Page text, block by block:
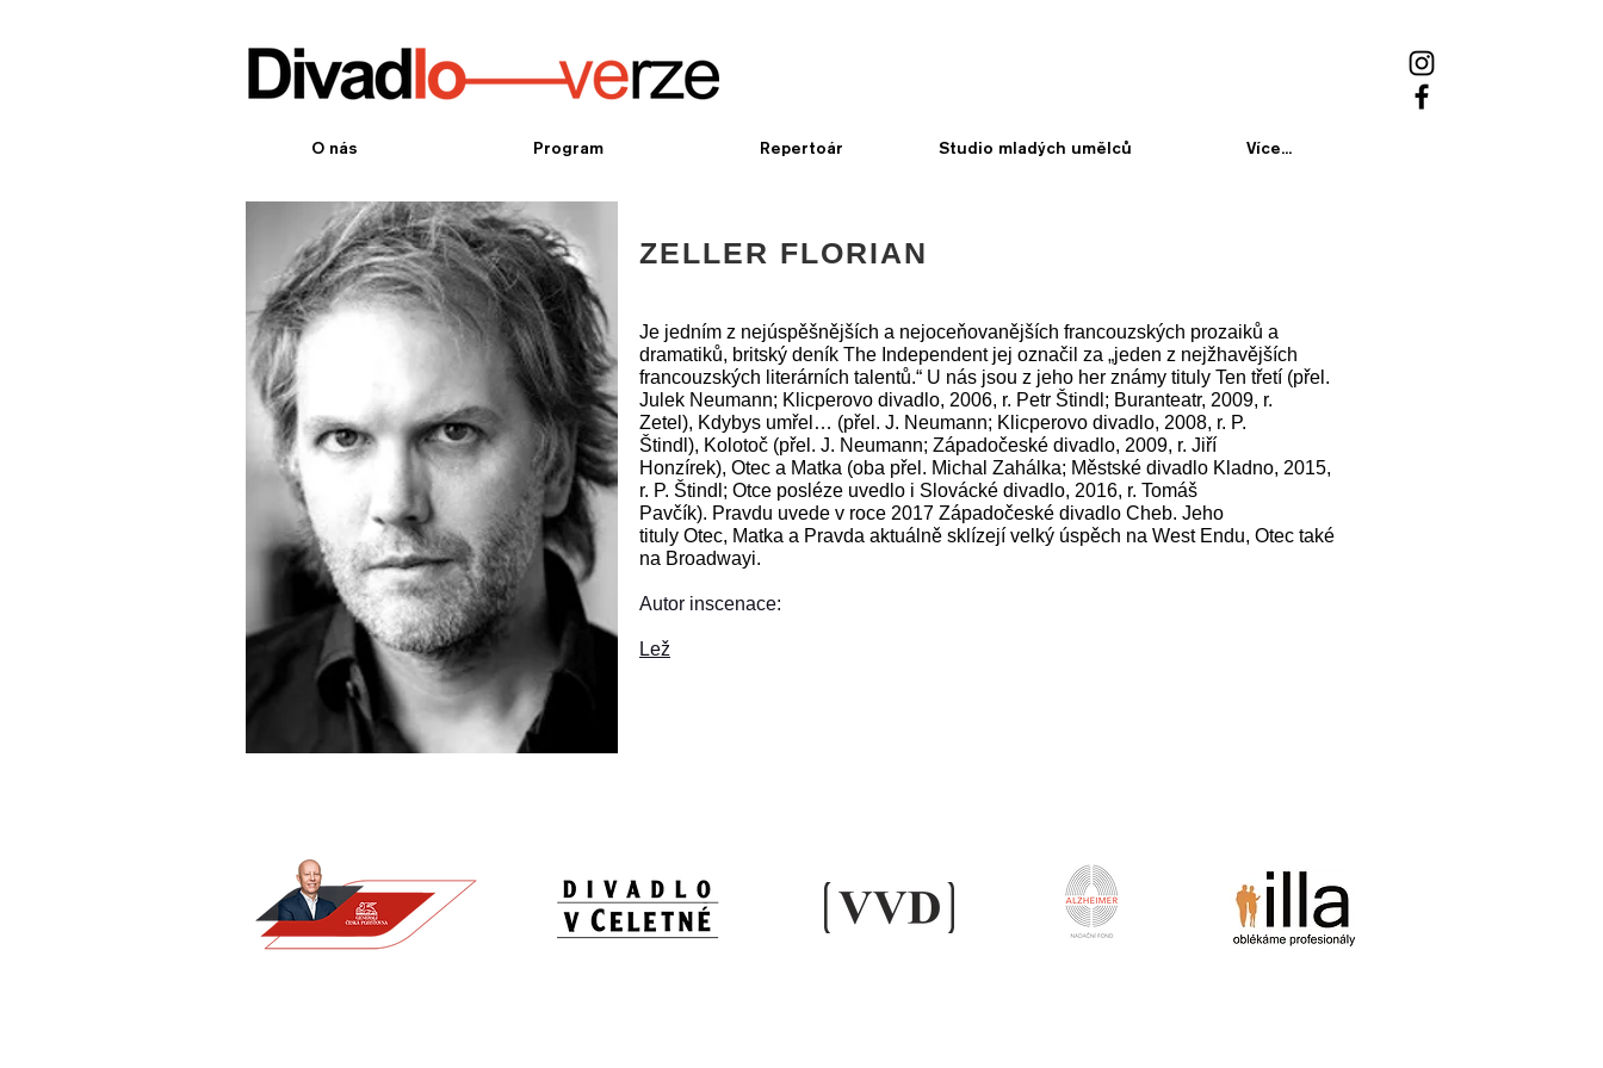
O nás Program Repertoár Studio mladých umělců Více...
ZELLER FLORIAN
Je jedním z nejúspěšnějších a nejoceňovanějších francouzských prozaiků a
dramatiků, britský deník The Independent jej označil za „jeden z nejžhavějších
francouzských literárních talentů.“ U nás jsou z jeho her známy tituly Ten třetí (přel.
Julek Neumann; Klicperovo divadlo, 2006, r. Petr Štindl; Buranteatr, 2009, r.
Zetel), Kdybys umřel… (přel. J. Neumann; Klicperovo divadlo, 2008, r. P.
Štindl), Kolotoč (přel. J. Neumann; Západočeské divadlo, 2009, r. Jiří
Honzírek), Otec a Matka (oba přel. Michal Zahálka; Městské divadlo Kladno, 2015,
r. P. Štindl; Otce posléze uvedlo i Slovácké divadlo, 2016, r. Tomáš
Pavčík). Pravdu uvede v roce 2017 Západočeské divadlo Cheb. Jeho
tituly Otec, Matka a Pravda aktuálně sklízejí velký úspěch na West Endu, Otec také
na Broadwayi.
Autor inscenace:
Lež